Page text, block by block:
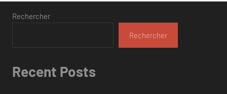
Rechercher
Rechercher
Recent Posts